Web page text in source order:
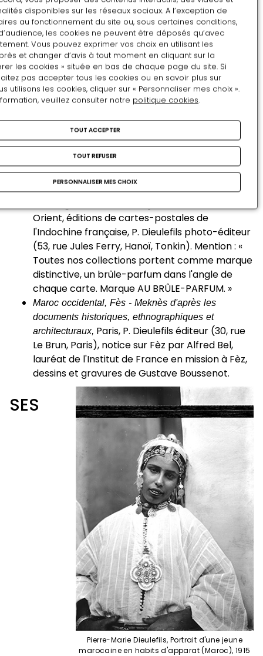
Indo-Chine pittoresque et monumentale : Cambodge
et ruines d'Angkor,album, Hanoï, par P. Dieulefils
photo-éditeur et Paul Vivien président du
syndicat de la presse coloniale, membre du
Conseil supérieur des Colonies, préface
d'Étienne Aymonier, ancien directeur de l'École
coloniale, 1909.
Indo-Chine pittoresque et monumentale :
Annam - Tonkin, album, Hanoï, P. Dieulefils
photo-éditeur (44, rue Paul Bert, Hanoï, Tonkin),
Album de Cochinchine,54 sujets 13x18, Hanoï,
Dieulefils, 1909.
Orient, éditions de cartes-postales de
l'Indochine française, P. Dieulefils photo-éditeur
(53, rue Jules Ferry, Hanoï, Tonkin). Mention : «
Toutes nos collections portent comme marque
distinctive, un brûle-parfum dans l'angle de
chaque carte. Marque AU BRÛLE-PARFUM. »
Maroc occidental, Fès - Meknès d'après les
documents historiques, ethnographiques et
architecturaux, Paris, P. Dieulefils éditeur (30, rue
Le Brun, Paris), notice sur Fèz par Alfred Bel,
lauréat de l'Institut de France en mission à Fèz,
dessins et gravures de Gustave Boussenot.
Pierre-Marie Dieulefils, Portrait d'une jeune
marocaine en habits d'apparat (Maroc), 1915
SES
disponibles sur les réseaux sociaux. A l’exception de
au fonctionnement du site ou, sous certaines conditions,
les cookies ne peuvent être déposés qu’avec
Vous pouvez exprimer vos choix en utilisant les
et changer d’avis à tout moment en cliquant sur la
les cookies » située en bas de chaque page du site. Si
pas accepter tous les cookies ou en savoir plus sur
utilisons les cookies, cliquer sur « Personnaliser mes choix ».
veuillez consulter notre politique cookies.
TOUT ACCEPTER
TOUT REFUSER
PERSONNALISER MES CHOIX